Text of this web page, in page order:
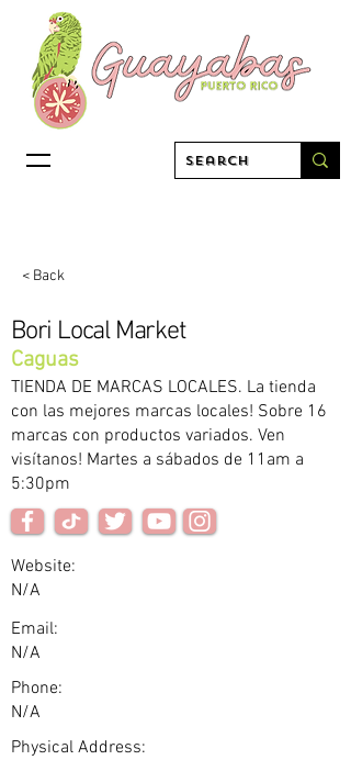
< Back
Bori Local Market
Caguas
TIENDA DE MARCAS LOCALES. La tienda
con las mejores marcas locales! Sobre 16
marcas con productos variados. Ven
visítanos! Martes a sábados de 11am a
5:30pm
Website:
N/A
Email:
N/A
Phone:
N/A
Physical Address: